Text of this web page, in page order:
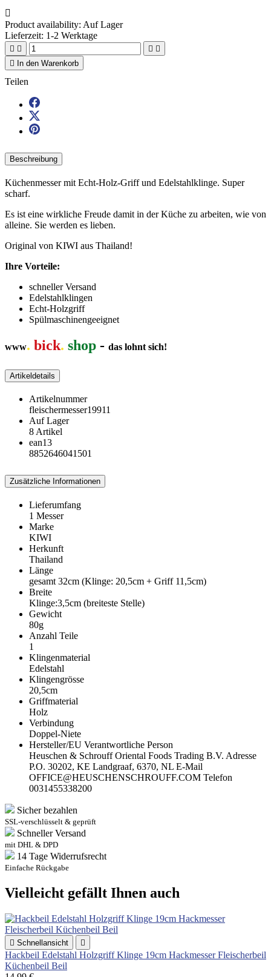

Product availability: Auf Lager
Lieferzeit: 1-2 Werktage
   

In den Warenkorb
Teilen
Beschreibung
Küchenmesser mit Echt-Holz-Griff und Edelstahlklinge. Super
scharf.
Es ist eine wirkliche Freude damit in der Küche zu arbeiten, wie von
alleine. Sie werden es lieben.
Original von KIWI aus Thailand!
Ihre Vorteile:
schneller Versand
Edelstahlklingen
Echt-Holzgriff
Spülmaschinengeeignet
www. bick. shop - das lohnt sich!
Artikeldetails
Artikelnummer
fleischermesser19911
Auf Lager
8 Artikel
ean13
8852646041501
Zusätzliche Informationen
Lieferumfang
1 Messer
Marke
KIWI
Herkunft
Thailand
Länge
gesamt 32cm (Klinge: 20,5cm + Griff 11,5cm)
Breite
Klinge:3,5cm (breiteste Stelle)
Gewicht
80g
Anzahl Teile
1
Klingenmaterial
Edelstahl
Klingengrösse
20,5cm
Griffmaterial
Holz
Verbindung
Doppel-Niete
Hersteller/EU Verantwortliche Person
Heuschen & Schrouff Oriental Foods Trading B.V. Adresse
P.O. 30202, KE Landgraaf, 6370, NL E-Mail
OFFICE@HEUSCHENSCHROUFF.COM Telefon
0031455338200
Sicher bezahlen
SSL-verschlüsselt & geprüft
Schneller Versand
mit DHL & DPD
14 Tage Widerrufsrecht
Einfache Rückgabe
Vielleicht gefällt Ihnen auch
 Schnellansicht 
Hackbeil Edelstahl Holzgriff Klinge 19cm Hackmesser Fleischerbeil
Küchenbeil Beil